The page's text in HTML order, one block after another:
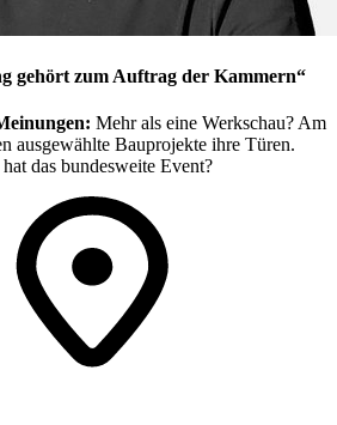
gehört zum Auftrag der Kammern“
Mehr als eine Werkschau? Am
ausgewählte Bauprojekte ihre Türen.
das bundesweite Event?